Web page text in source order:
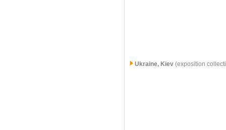
Ukraine, Kiev (exposition